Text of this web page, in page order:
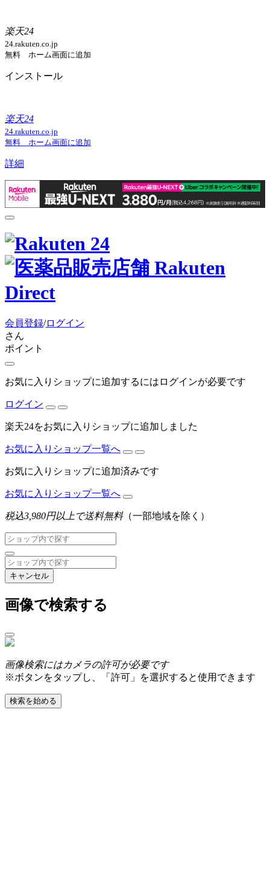
楽天24
24.rakuten.co.jp
無料 ホーム画面に追加
インストール
楽天24
24.rakuten.co.jp
無料 ホーム画面に追加
詳細
会員登録/ログイン
さん
ポイント
お気に入りショップに追加するにはログインが必要です
ログイン
楽天24をお気に入りショップに追加しました
お気に入りショップ一覧へ
お気に入りショップに追加済みです
お気に入りショップ一覧へ
税込3,980円以上で送料無料（一部地域を除く）
キャンセル
画像で検索する
画像検索にはカメラの許可が必要です
※ボタンをタップし、「許可」を選択すると使用できます
検索を始める